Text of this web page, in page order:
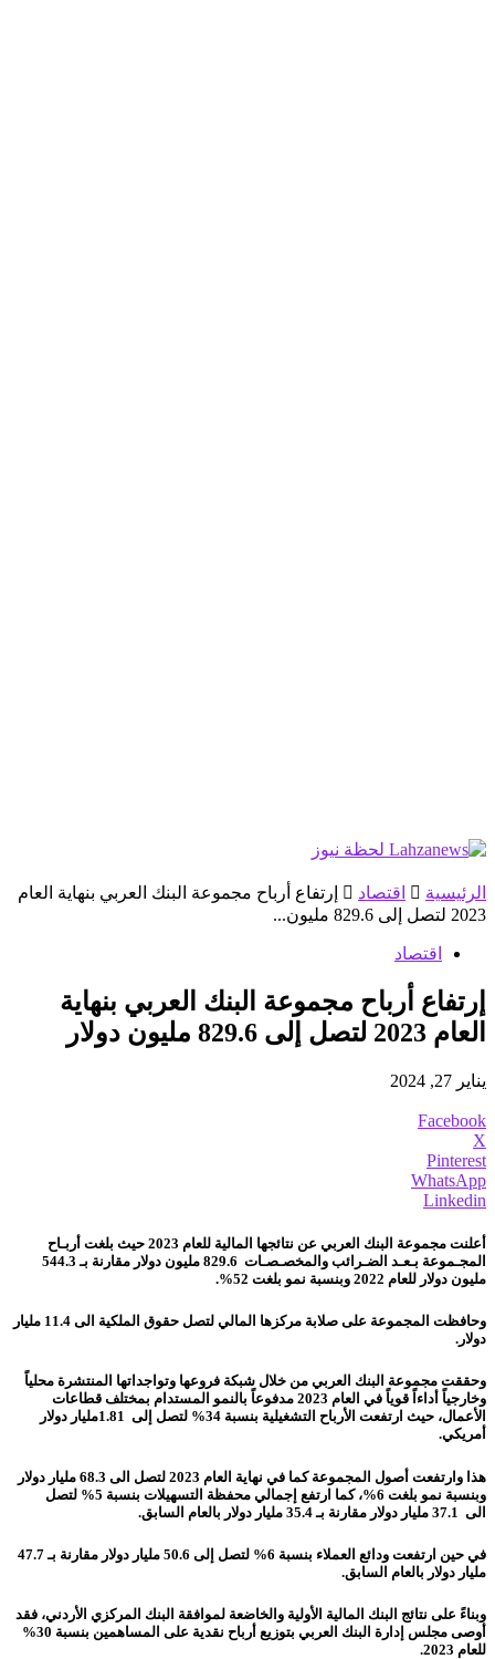
الرئيسية اقتصاد
إرتفاع أرباح مجموعة البنك العربي بنهاية العام
2023 لتصل إلى 829.6 مليون...
اقتصاد
إرتفاع أرباح مجموعة البنك العربي بنهاية
العام 2023 لتصل إلى 829.6 مليون دولار
يناير 27, 2024
Facebook
X
Pinterest
WhatsApp
Linkedin
أعلنت مجموعة البنك العربي عن نتائجها المالية للعام 2023 حيث بلغت أربـاح
المجـموعة بـعـد الضـرائب والمخصـصـات 829.6 مليون دولار مقارنة بـ 544.3
مليون دولار للعام 2022 وبنسبة نمو بلغت 52
%.
وحافظت المجموعة على صلابة مركزها المالي لتصل حقوق الملكية الى 11.4 مليار
دولار.
وحققت مجموعة البنك العربي من خلال شبكة فروعها وتواجداتها المنتشرة محلياً
وخارجياً أداءاً قوياً في العام 2023 مدفوعاً بالنمو المستدام بمختلف قطاعات
الأعمال، حيث ارتفعت الأرباح التشغيلية بنسبة 34% لتصل إلى 1.81مليار دولار
أمريكي.
هذا وارتفعت أصول المجموعة كما في نهاية العام 2023 لتصل الى 68.3 مليار دولار
وبنسبة نمو بلغت 6%، كما ارتفع إجمالي محفظة التسهيلات بنسبة 5% لتصل
الى 37.1 مليار دولار مقارنة بـ 35.4 مليار دولار بالعام السابق.
في حين ارتفعت ودائع العملاء بنسبة 6% لتصل إلى 50.6
مليار دولار مقارنة بـ 47.7
مليار دولار بالعام السابق.
وبناءً على نتائج البنك المالية الأولية والخاضعة لموافقة البنك المركزي الأردني، فقد
أوصى مجلس إدارة البنك العربي بتوزيع أرباح نقدية على المساهمين بنسبة 30
%
للعام 2023
.